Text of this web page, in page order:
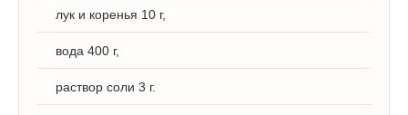
лук и коренья 10 г,
вода 400 г,
раствор соли 3 г.